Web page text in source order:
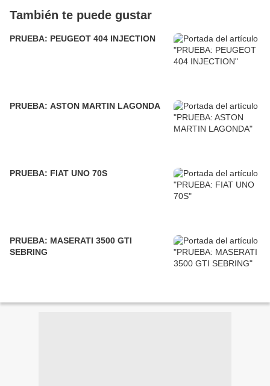
También te puede gustar
PRUEBA: PEUGEOT 404 INJECTION
PRUEBA: ASTON MARTIN LAGONDA
PRUEBA: FIAT UNO 70S
PRUEBA: MASERATI 3500 GTI
SEBRING